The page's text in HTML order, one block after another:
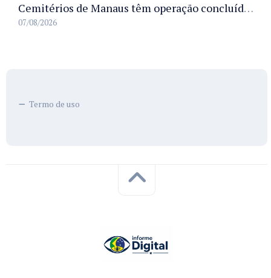
Cemitérios de Manaus têm operação concluída e estrutura pronta para receber famílias no Dia dos Pais
07/08/2026
Termo de uso